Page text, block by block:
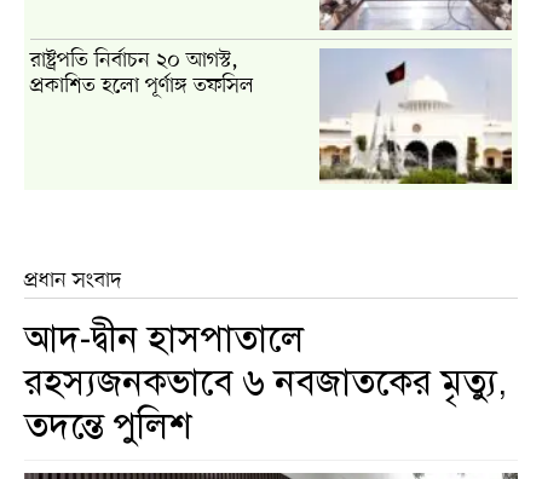
রাষ্ট্রপতি নির্বাচন ২০ আগস্ট,
প্রকাশিত হলো পূর্ণাঙ্গ তফসিল